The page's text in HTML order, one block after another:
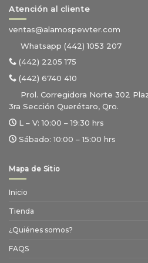
Atención al cliente
ventas@alamospewter.com
Whatsapp (442) 1053 207
(442) 2205 175
(442) 6740 410
Prol. Corregidora Norte 302
3ra Sección Querétaro, Qro.
L – V: 10:00 – 19:30 hrs
Sábado: 10:00 – 15:00 hrs
Mapa de Sitio
Inicio
Tienda
¿Quiénes somos?
FAQS